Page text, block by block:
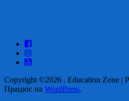
Copyright ©2026 . Education Zone |
Працює на WordPress.